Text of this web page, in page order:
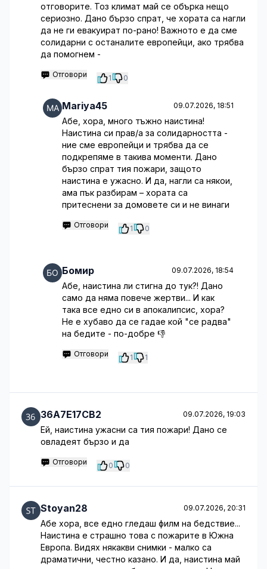
отговорите. Тоз климат май се обърка нещо
сериозно. Дано бързо спрат, че хората са нагли
да не ги евакуират по-рано! Важното е да сме
солидарни с останалите европейци, ако трябва
да помогнем -
Отговори 1 0
Mariya45 09.07.2026, 18:51
Абе, хора, много тъжно наистина!
Наистина си прав/а за солидарността -
ние сме европейци и трябва да се
подкрепяме в такива моменти. Дано
бързо спрат тия пожари, защото
наистина е ужасно. И да, нагли са някои,
ама пък разбирам – хората са
притеснени за домовете си и не винаги
Отговори 1 0
Бомир 09.07.2026, 18:54
Абе, наистина ли стигна до тук?! Дано
само да няма повече жертви... И как
така все едно си в апокалипсис, хора?
Не е хубаво да се гадае кой "се радва"
на бедите - по-добре 👎
Отговори 1 1
36A7E17CB2 09.07.2026, 19:03
Ей, наистина ужасни са тия пожари! Дано се
овладеят бързо и да
Отговори 0 0
Stoyan28 09.07.2026, 20:31
Абе хора, все едно гледаш филм на бедствие...
Наистина е страшно това с пожарите в Южна
Европа. Видях някакви снимки - малко са
драматични, честно казано. И да, наистина май